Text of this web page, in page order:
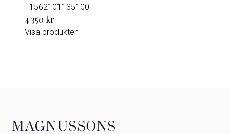
T1562101135100
4 350 kr
Visa produkten